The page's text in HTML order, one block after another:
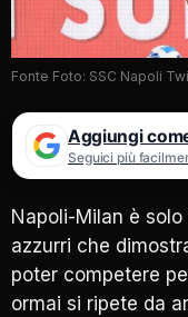
Fonte Foto: SSC Napoli
Aggiungi
Seguici più
Napoli-Milan è
azzurri che
poter competere
ormai si ripete da